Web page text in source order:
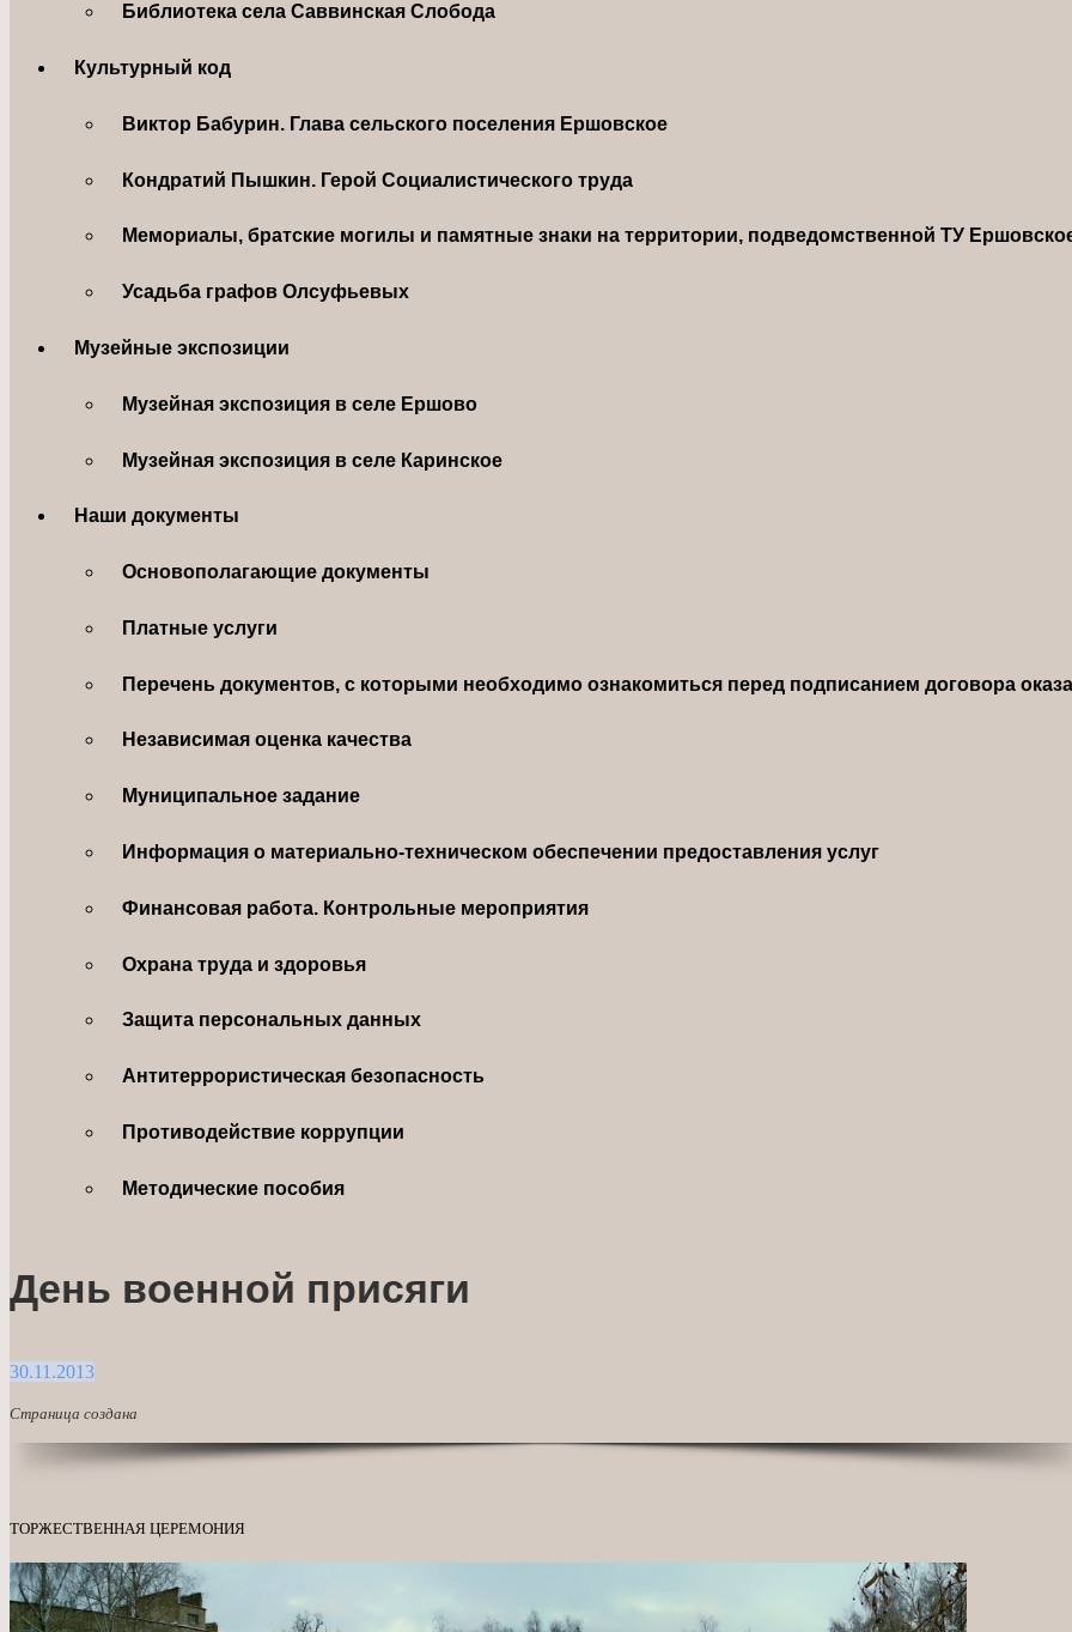
Библиотека села Саввинская Слобода
Культурный код
Виктор Бабурин. Глава сельского поселения Ершовское
Кондратий Пышкин. Герой Социалистического труда
Мемориалы, братские могилы и памятные знаки на территории, подведомственной ТУ
Усадьба графов Олсуфьевых
Музейные экспозиции
Музейная экспозиция в селе Ершово
Музейная экспозиция в селе Каринское
Наши документы
Основополагающие документы
Платные услуги
Перечень документов, с которыми необходимо ознакомиться перед подписанием договора
Независимая оценка качества
Муниципальное задание
Информация о материально-техническом обеспечении предоставления услуг
Финансовая работа. Контрольные мероприятия
Охрана труда и здоровья
Защита персональных данных
Антитеррористическая безопасность
Противодействие коррупции
Методические пособия
День военной присяги
30.11.2013
Страница создана
ТОРЖЕСТВЕННАЯ ЦЕРЕМОНИЯ